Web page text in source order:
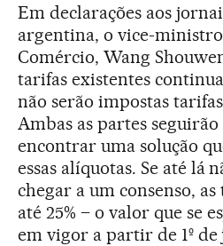
Em declarações aos
argentina, o vice-
Comércio, Wang
tarifas existentes
não serão impostas
Ambas as partes
encontrar uma solução
essas alíquotas. Se até lá
chegar a um consenso,
até 25% – o valor que se
em vigor a partir de 1º de